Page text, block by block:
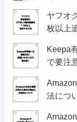
ヤフオ
枚以上
Keepa
で要注
法につ